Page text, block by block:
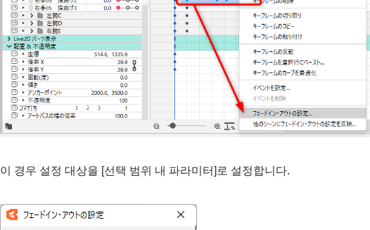
이 경우 설정 대상을 [선택 범위 내 파라미터]로 설정합니다.